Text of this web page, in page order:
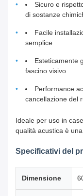
Sicuro e
di sostanze
Facile
semplice
Esteticamente
fascino visivo
Performance
cancellazione del
Ideale per uso in
qualità acustica è
Specificativi del
Dimensione